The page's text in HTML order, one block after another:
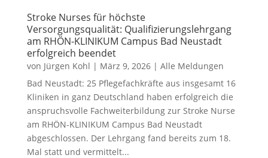
Stroke Nurses für höchste
Versorgungsqualität: Qualifizierungslehrgang
am RHÖN-KLINIKUM Campus Bad Neustadt
erfolgreich beendet
von Jürgen Kohl | März 9, 2026| Alle Meldungen
Bad Neustadt: 25 Pflegefachkräfte aus insgesamt 16
Kliniken in ganz Deutschland haben erfolgreich die
anspruchsvolle Fachweiterbildung zur Stroke Nurse
am RHÖN-KLINIKUM Campus Bad Neustadt
abgeschlossen. Der Lehrgang fand bereits zum 18.
Mal statt und vermittelt...